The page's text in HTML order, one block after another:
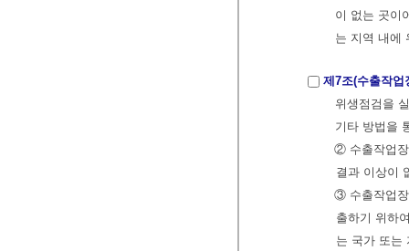
이 없는 곳이
는 지역 내에
제7조(수출작업
위생점검을
기타 방법을
② 수출작업장
결과 이상이
③ 수출작업
출하기 위하
는 국가 또는